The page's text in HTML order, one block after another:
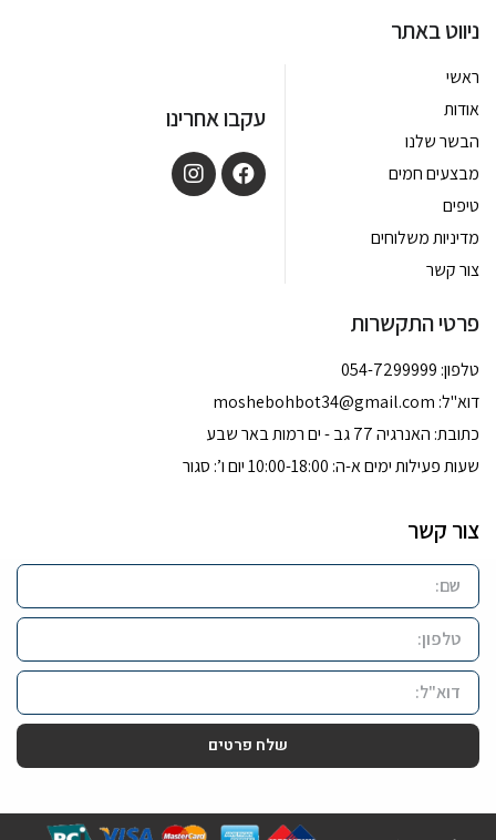
ניווט באתר
ראשי
אודות
הבשר שלנו
מבצעים חמים
טיפים
מדיניות משלוחים
צור קשר
עקבו אחרינו
פרטי התקשרות
טלפון: 054-7299999
דוא''ל: moshebohbot34@gmail.com
כתובת: האנרגיה 77 גב - ים רמות באר שבע
שעות פעילות ימים א-ה: 10:00-18:00 יום ו’: סגור
צור קשר
שלח פרטים